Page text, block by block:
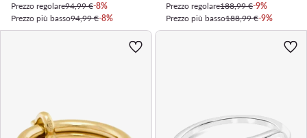
Prezzo regolare94,99 €-8%
Prezzo più basso94,99 €-8%
Prezzo regolare188,99 €-9%
Prezzo più basso188,99 €-9%